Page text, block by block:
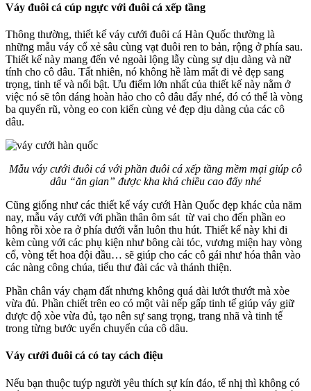
Váy đuôi cá cúp ngực với đuôi cá xếp tầng
Thông thường, thiết kế váy cưới đuôi cá Hàn Quốc thường là
những mẫu váy cổ xẻ sâu cùng vạt đuôi ren to bản, rộng ở phía sau.
Thiết kế này mang đến vẻ ngoài lộng lẫy cùng sự dịu dàng và nữ
tính cho cô dâu. Tất nhiên, nó không hề làm mất đi vẻ đẹp sang
trọng, tinh tế và nổi bật. Ưu điểm lớn nhất của thiết kế này nằm ở
việc nó sẽ tôn dáng hoàn hảo cho cô dâu đấy nhé, đó có thể là vòng
ba quyến rũ, vòng eo con kiến cùng vẻ đẹp dịu dàng của các cô
dâu.
Mẫu váy cưới đuôi cá với phần đuôi cá xếp tầng mềm mại giúp cô
dâu “ăn gian” được kha khá chiều cao đấy nhé
Cũng giống như các thiết kế váy cưới Hàn Quốc đẹp khác của năm
nay, mẫu váy cưới với phần thân ôm sát từ vai cho đến phần eo
hông rồi xòe ra ở phía dưới vẫn luôn thu hút. Thiết kế này khi đi
kèm cùng với các phụ kiện như bông cài tóc, vương miện hay vòng
cổ, vòng tết hoa đội đầu… sẽ giúp cho các cô gái như hóa thân vào
các nàng công chúa, tiểu thư đài các và thánh thiện.
Phần chân váy chạm đất nhưng không quá dài lướt thướt mà xòe
vừa đủ. Phần chiết trên eo có một vài nếp gấp tinh tế giúp váy giữ
được độ xòe vừa đủ, tạo nên sự sang trọng, trang nhã và tinh tế
trong từng bước uyển chuyển của cô dâu.
Váy cưới đuôi cá có tay cách điệu
Nếu bạn thuộc tuýp người yêu thích sự kín đáo, tế nhị thì không có